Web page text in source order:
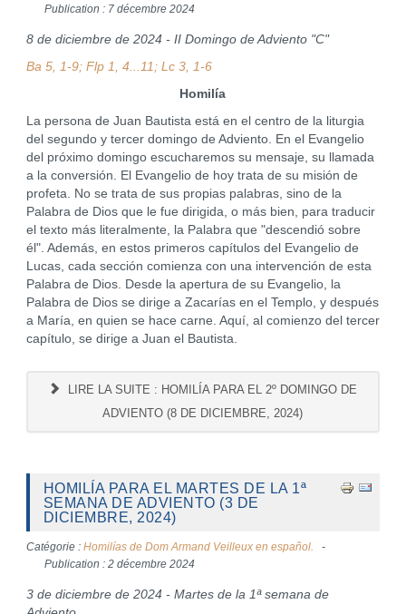
Publication : 7 décembre 2024
8 de diciembre de 2024 - II Domingo de Adviento "C"
Ba 5, 1-9; Flp 1, 4...11; Lc 3, 1-6
Homilía
La persona de Juan Bautista está en el centro de la liturgia
del segundo y tercer domingo de Adviento. En el Evangelio
del próximo domingo escucharemos su mensaje, su llamada
a la conversión. El Evangelio de hoy trata de su misión de
profeta. No se trata de sus propias palabras, sino de la
Palabra de Dios que le fue dirigida, o más bien, para traducir
el texto más literalmente, la Palabra que "descendió sobre
él". Además, en estos primeros capítulos del Evangelio de
Lucas, cada sección comienza con una intervención de esta
Palabra de Dios. Desde la apertura de su Evangelio, la
Palabra de Dios se dirige a Zacarías en el Templo, y después
a María, en quien se hace carne. Aquí, al comienzo del tercer
capítulo, se dirige a Juan el Bautista.
LIRE LA SUITE : HOMILÍA PARA EL 2º DOMINGO DE
ADVIENTO (8 DE DICIEMBRE, 2024)
HOMILÍA PARA EL MARTES DE LA 1ª
SEMANA DE ADVIENTO (3 DE
DICIEMBRE, 2024)
Catégorie : Homilías de Dom Armand Veilleux en español.
Publication : 2 décembre 2024
3 de diciembre de 2024 - Martes de la 1ª semana de